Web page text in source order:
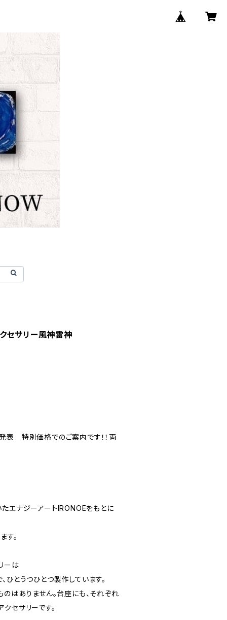
セサリー風神雷神
表 特別価格でのご案内です！！両
エナジーアートIRONOEをもとに
す。
ーは
ひとうつひとつ製作しています。
のはありません。台座にも、それぞれ
セサリーです。